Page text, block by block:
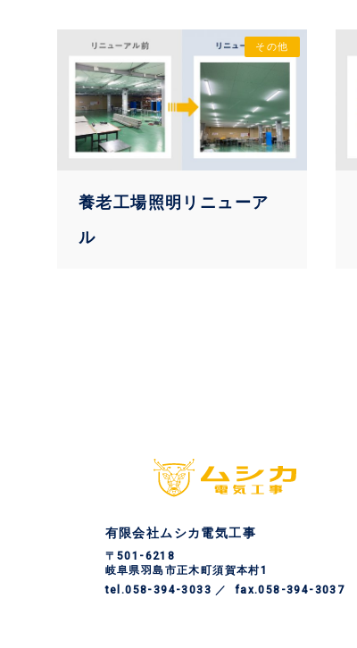
その他
養老工場照明リニューア
ル
有限会社ムシカ電気工事
〒501-6218
岐阜県羽島市正木町須賀本村1
tel.058-394-3033
fax.058-394-3037